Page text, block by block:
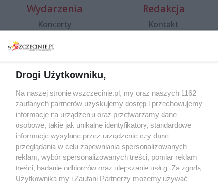
Wydarzenia
Koncerty
Spacery i oprowadzania
targi
Wernisaże
Więcej
Redakcja
Kontakt
Specjalny koncert z okazji
20. urodzin portalu
wSzczecinie.pl
Regulamin konkursów
śniadaniówka "Hej
Szczecin! Jest piątek!"
Drogi Użytkowniku,
Na naszej stronie wszczecinie.pl, my oraz naszych 1162
zaufanych partnerów uzyskujemy dostęp i przechowujemy
informacje na urządzeniu oraz przetwarzamy dane
osobowe, takie jak unikalne identyfikatory, standardowe
informacje wysyłane przez urządzenie czy dane
przeglądania w celu zapewniania spersonalizowanych
reklam, wybór spersonalizowanych treści, pomiar reklam i
treści, badanie odbiorców oraz ulepszanie usług. Za zgodą
Użytkownika my i Zaufani Partnerzy możemy używać